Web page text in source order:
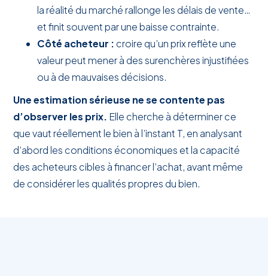
la réalité du marché rallonge les délais de vente…
et finit souvent par une baisse contrainte.
Côté acheteur : croire qu’un prix reflète une
valeur peut mener à des surenchères injustifiées
ou à de mauvaises décisions.
Une estimation sérieuse ne se contente pas
d’observer les prix. Elle cherche à déterminer ce
que vaut réellement le bien à l’instant T, en analysant
d’abord les conditions économiques et la capacité
des acheteurs cibles à financer l’achat, avant même
de considérer les qualités propres du bien.